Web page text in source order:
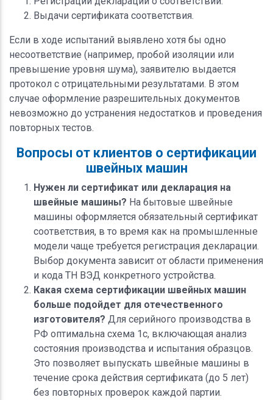
Выдачи сертификата соответствия.
Если в ходе испытаний выявлено хотя бы одно
несоответствие (например, пробой изоляции или
превышение уровня шума), заявителю выдается
протокол с отрицательными результатами. В этом
случае оформление разрешительных документов
невозможно до устранения недостатков и проведения
повторных тестов.
Вопросы от клиентов о сертификации
швейных машин
Нужен ли сертификат или декларация на
швейные машины? На бытовые швейные
машины оформляется обязательный сертификат
соответствия, в то время как на промышленные
модели чаще требуется регистрация декларации.
Выбор документа зависит от области применения
и кода ТН ВЭД конкретного устройства.
Какая схема сертификации швейных машин
больше подойдет для отечественного
изготовителя? Для серийного производства в
РФ оптимальна схема 1с, включающая анализ
состояния производства и испытания образцов.
Это позволяет выпускать швейные машины в
течение срока действия сертификата (до 5 лет)
без повторных проверок каждой партии.